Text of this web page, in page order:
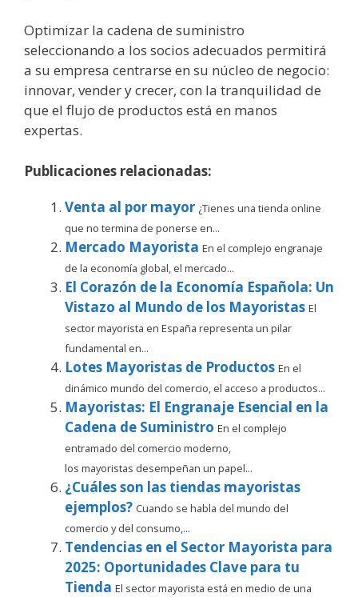
Optimizar la cadena de suministro
seleccionando a los socios adecuados permitirá
a su empresa centrarse en su núcleo de negocio:
innovar, vender y crecer, con la tranquilidad de
que el flujo de productos está en manos
expertas.
Publicaciones relacionadas:
Venta al por mayor ¿Tienes una tienda online
que no termina de ponerse en...
Mercado Mayorista En el complejo engranaje
de la economía global, el mercado...
El Corazón de la Economía Española: Un
Vistazo al Mundo de los Mayoristas El
sector mayorista en España representa un pilar
fundamental en...
Lotes Mayoristas de Productos En el
dinámico mundo del comercio, el acceso a productos...
Mayoristas: El Engranaje Esencial en la
Cadena de Suministro En el complejo
entramado del comercio moderno,
los mayoristas desempeñan un papel...
¿Cuáles son las tiendas mayoristas
ejemplos? Cuando se habla del mundo del
comercio y del consumo,...
Tendencias en el Sector Mayorista para
2025: Oportunidades Clave para tu
Tienda El sector mayorista está en medio de una